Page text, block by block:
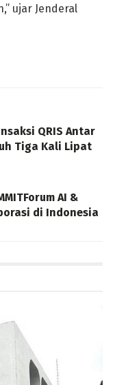
ujar Jenderal
QRIS Antar
Tiga Kali Lipat
AI &
di Indonesia